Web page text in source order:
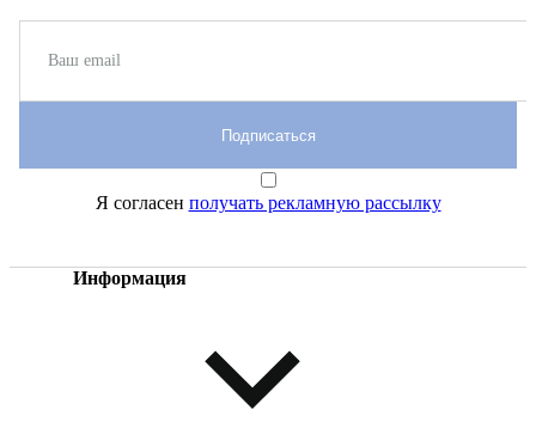
Информация
Подписаться
Я согласен получать рекламную рассылку